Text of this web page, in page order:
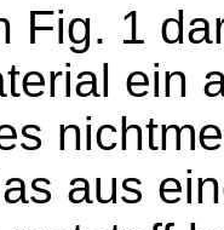
Fig. 1
ein
aus